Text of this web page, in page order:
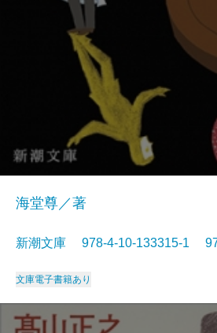
海堂尊／著
新潮文庫 978-4-10-133315-1
文庫電子書籍あり